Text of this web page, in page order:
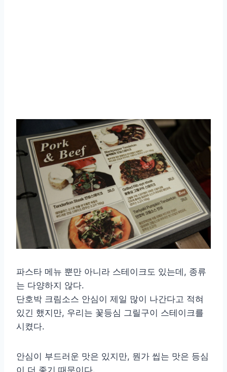
파스타 메뉴 뿐만 아니라 스테이크도 있는데, 종류
는 다양하지 않다.
단호박 크림소스 안심이 제일 많이 나간다고 적혀
있긴 했지만, 우리는 꽃등심 그릴구이 스테이크를
시켰다.
안심이 부드러운 맛은 있지만, 뭔가 씹는 맛은 등심
이 더 좋기 때문이다.